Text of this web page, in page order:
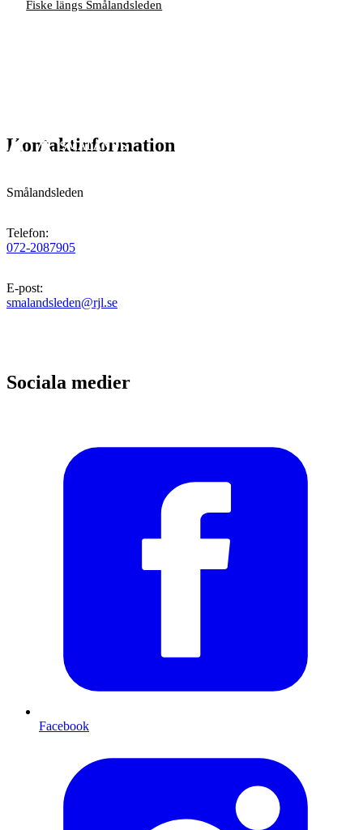
Fiske längs Smålandsleden
Kontaktinformation
Smålandsleden
Telefon:
072-2087905
E-post:
smalandsleden@rjl.se
Sociala medier
Facebook